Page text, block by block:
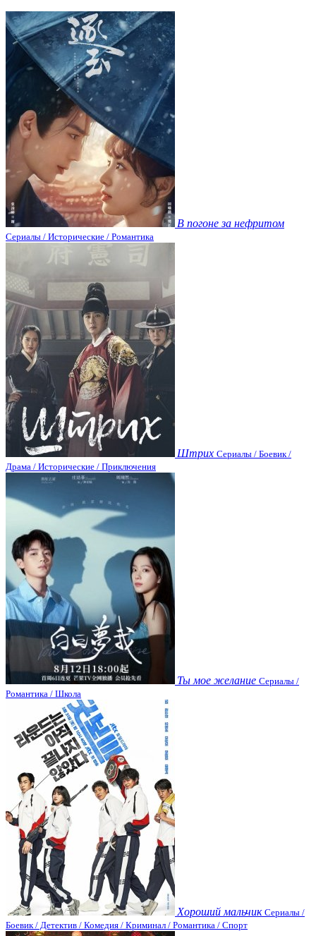
В погоне за нефритом
Сериалы / Исторические / Романтика
Штрих Сериалы / Боевик /
Драма / Исторические / Приключения
Ты мое желание Сериалы /
Романтика / Школа
Хороший мальчик Сериалы /
Боевик / Детектив / Комедия / Криминал / Романтика / Спорт